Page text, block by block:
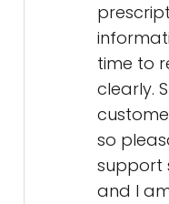
time to
clearly.
so
support
and I